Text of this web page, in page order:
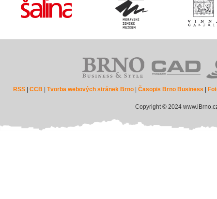
RSS |CCB |Tvorba webových stránek Brno |Časopis Brno Business
Copyright © 2024